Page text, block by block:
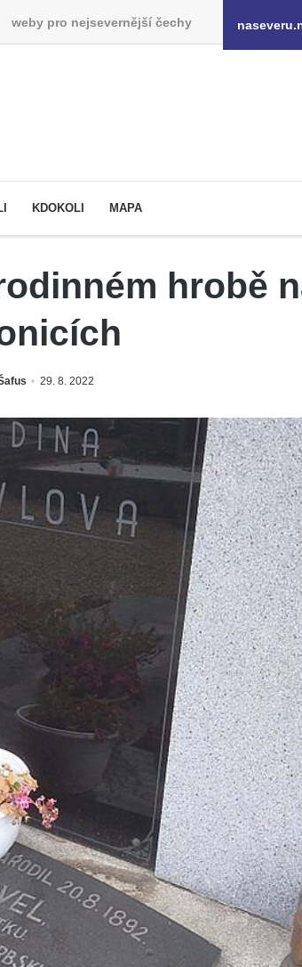
weby pro nejsevernější čechy
KDOKOLI MAPA
hrobě
29. 8. 2022